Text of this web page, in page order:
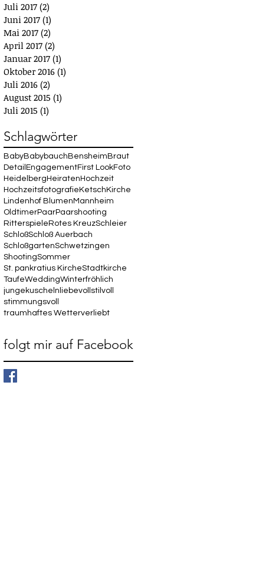
Juli 2017 (2)
Juni 2017 (1)
Mai 2017 (2)
April 2017 (2)
Januar 2017 (1)
Oktober 2016 (1)
Juli 2016 (2)
August 2015 (1)
Juli 2015 (1)
Schlagwörter
BabyBabybauch Bensheim Braut
Detail EngagementFirst LookFoto
Heidelberg Heiraten Hochzeit
Hochzeitsfotografie Ketsch Kirche
Lindenhof Blumen Mannheim
OldtimerPaarPaarshooting
Ritterspiele Rotes KreuzSchleier
SchloßSchloß Auerbach
SchloßgartenSchwetzingen
ShootingSommer
St. pankratius KircheStadtkirche
TaufeWeddingWinterfröhlich
junge kuscheln liebevoll stilvoll
stimmungsvoll
traumhaftes Wetterverliebt
folgt mir auf Facebook